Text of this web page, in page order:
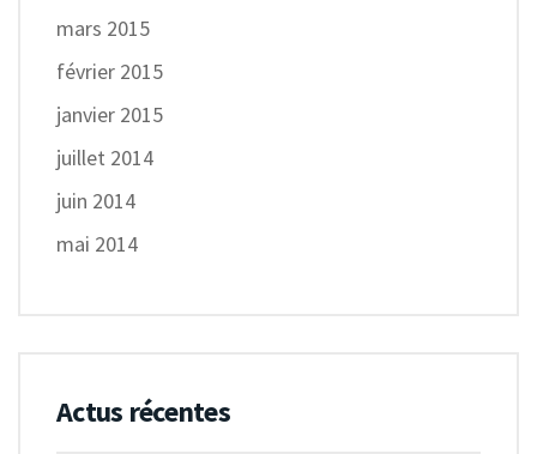
mars 2015
février 2015
janvier 2015
juillet 2014
juin 2014
mai 2014
Actus récentes